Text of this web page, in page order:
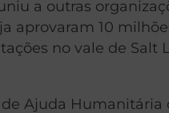
a outras
aprovaram 10
no vale de Salt
Ajuda Humanitária